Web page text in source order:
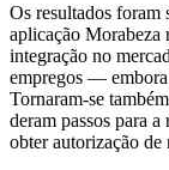
Os resultados foram
aplicação Morabeza
integração no
empregos — embora
Tornaram-se
deram passos para
obter autorização de